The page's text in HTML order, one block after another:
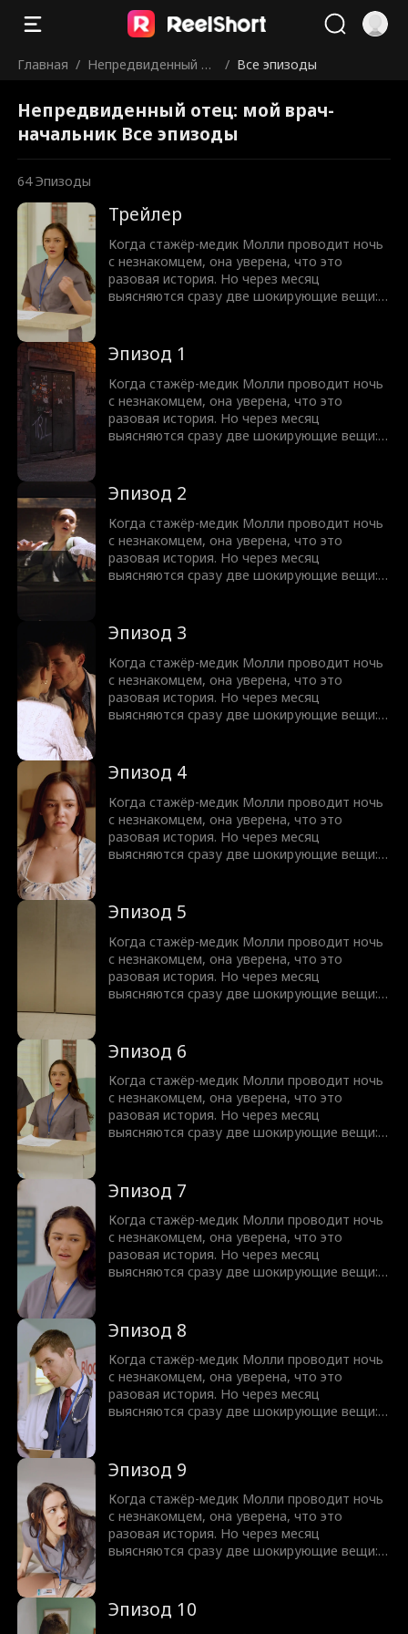
Главная / Непредвиденный от
ник
/ Все эпизоды
Непредвиденный отец: мой врач-
начальник Все эпизоды
64 Эпизоды
Трейлер
Когда стажёр-медик Молли проводит ночь
с незнакомцем, она уверена, что это
разовая история. Но через месяц
выясняются сразу две шокирующие вещи:
доктором Грэмом Уэстоном. Как только
тайна Молли раскрывается, её завистливая
родня и человек из прошлого Грэма
пытаются сделать всё, чтобы разлучить их.
Давление усиливается со всех сторон.
Смогут ли Молли и Грэм справиться с
Эпизод 1
Когда стажёр-медик Молли проводит ночь
с незнакомцем, она уверена, что это
разовая история. Но через месяц
выясняются сразу две шокирующие вещи:
доктором Грэмом Уэстоном. Как только
тайна Молли раскрывается, её завистливая
родня и человек из прошлого Грэма
пытаются сделать всё, чтобы разлучить их.
Давление усиливается со всех сторон.
Смогут ли Молли и Грэм справиться с
Эпизод 2
Когда стажёр-медик Молли проводит ночь
с незнакомцем, она уверена, что это
разовая история. Но через месяц
выясняются сразу две шокирующие вещи:
доктором Грэмом Уэстоном. Как только
тайна Молли раскрывается, её завистливая
родня и человек из прошлого Грэма
пытаются сделать всё, чтобы разлучить их.
Давление усиливается со всех сторон.
Смогут ли Молли и Грэм справиться с
Эпизод 3
Когда стажёр-медик Молли проводит ночь
с незнакомцем, она уверена, что это
разовая история. Но через месяц
выясняются сразу две шокирующие вещи:
доктором Грэмом Уэстоном. Как только
тайна Молли раскрывается, её завистливая
родня и человек из прошлого Грэма
пытаются сделать всё, чтобы разлучить их.
Давление усиливается со всех сторон.
Смогут ли Молли и Грэм справиться с
Эпизод 4
Когда стажёр-медик Молли проводит ночь
с незнакомцем, она уверена, что это
разовая история. Но через месяц
выясняются сразу две шокирующие вещи:
доктором Грэмом Уэстоном. Как только
тайна Молли раскрывается, её завистливая
родня и человек из прошлого Грэма
пытаются сделать всё, чтобы разлучить их.
Давление усиливается со всех сторон.
Смогут ли Молли и Грэм справиться с
Эпизод 5
Когда стажёр-медик Молли проводит ночь
с незнакомцем, она уверена, что это
разовая история. Но через месяц
выясняются сразу две шокирующие вещи:
доктором Грэмом Уэстоном. Как только
тайна Молли раскрывается, её завистливая
родня и человек из прошлого Грэма
пытаются сделать всё, чтобы разлучить их.
Давление усиливается со всех сторон.
Смогут ли Молли и Грэм справиться с
Эпизод 6
Когда стажёр-медик Молли проводит ночь
с незнакомцем, она уверена, что это
разовая история. Но через месяц
выясняются сразу две шокирующие вещи:
доктором Грэмом Уэстоном. Как только
тайна Молли раскрывается, её завистливая
родня и человек из прошлого Грэма
пытаются сделать всё, чтобы разлучить их.
Давление усиливается со всех сторон.
Смогут ли Молли и Грэм справиться с
Эпизод 7
Когда стажёр-медик Молли проводит ночь
с незнакомцем, она уверена, что это
разовая история. Но через месяц
выясняются сразу две шокирующие вещи:
доктором Грэмом Уэстоном. Как только
тайна Молли раскрывается, её завистливая
родня и человек из прошлого Грэма
пытаются сделать всё, чтобы разлучить их.
Давление усиливается со всех сторон.
Смогут ли Молли и Грэм справиться с
Эпизод 8
Когда стажёр-медик Молли проводит ночь
с незнакомцем, она уверена, что это
разовая история. Но через месяц
выясняются сразу две шокирующие вещи:
доктором Грэмом Уэстоном. Как только
тайна Молли раскрывается, её завистливая
родня и человек из прошлого Грэма
пытаются сделать всё, чтобы разлучить их.
Давление усиливается со всех сторон.
Смогут ли Молли и Грэм справиться с
Эпизод 9
Когда стажёр-медик Молли проводит ночь
с незнакомцем, она уверена, что это
разовая история. Но через месяц
выясняются сразу две шокирующие вещи:
доктором Грэмом Уэстоном. Как только
тайна Молли раскрывается, её завистливая
Эпизод 10